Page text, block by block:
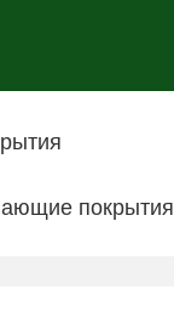
покрытия